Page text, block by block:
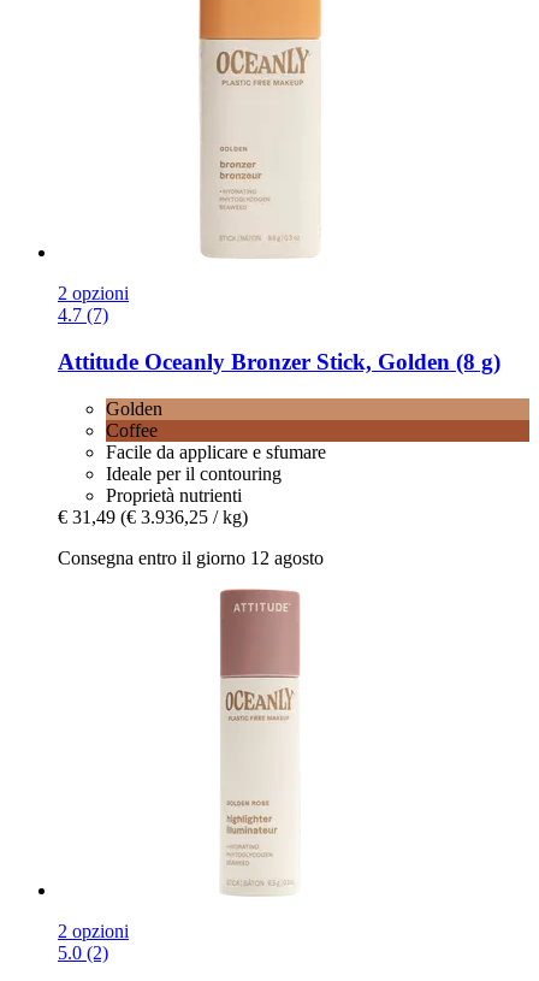
2 opzioni
4.7 (7)
Attitude Oceanly Bronzer Stick, Golden (8 g)
Golden
Coffee
Facile da applicare e sfumare
Ideale per il contouring
Proprietà nutrienti
€ 31,49 (€ 3.936,25 / kg)
Consegna entro il giorno 12 agosto
2 opzioni
5.0 (2)